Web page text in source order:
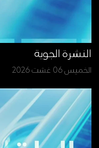
النشرة الجوية
الخميس 06 غشت 2026